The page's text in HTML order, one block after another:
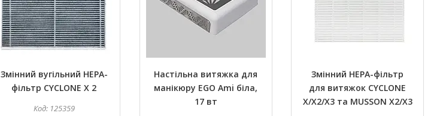
Змінний вугільний HEPA-
фільтр CYCLONE X 2
125359
Настільна витяжка для
манікюру EGO Ami біла,
17 вт
Змінний НЕРА-фільтр
для витяжок CYCLONE
X/X2/X3 та MUSSON X2/Х3